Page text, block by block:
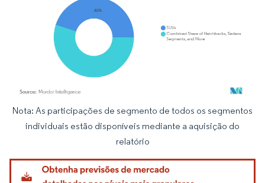
Imagem © Mordor Intelligence. O reuso requer atribuição conforme CC BY 4.0.
Nota: As participações de segmento de todos os segmentos
individuais estão disponíveis mediante a aquisição do
relatório